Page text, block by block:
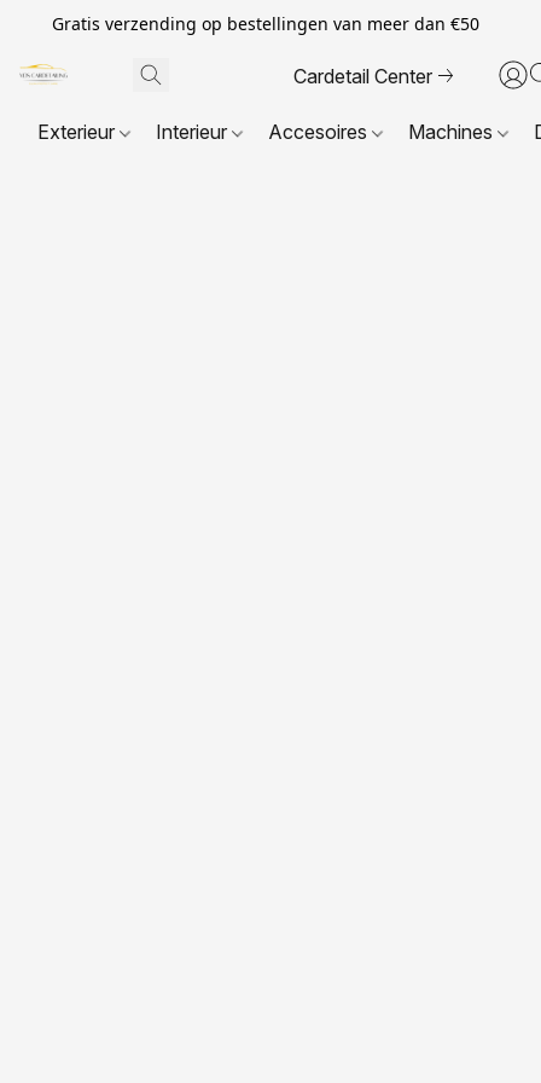
Gratis verzending op bestellingen van meer dan €50
Cardetail Center
Exterieur Interieur Accesoires Machines